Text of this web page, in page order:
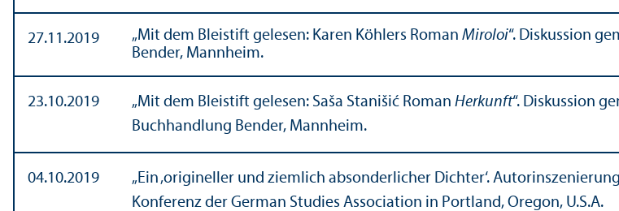
27.11.2019 „Mit dem Bleistift gelesen: Karen Köhlers Roman Miroloi“. Diskussion
Bender, Mannheim.
23.10.2019 „Mit dem Bleistift gelesen: Saša Stanišić Roman Herkunft“. Diskussion
Buchhandlung Bender, Mannheim.
04.10.2019
„Ein ‚origineller und ziemlich absonderlicher Dichter‘.
Konferenz der German Studies Association in Portland, Oregon, U.S.A.